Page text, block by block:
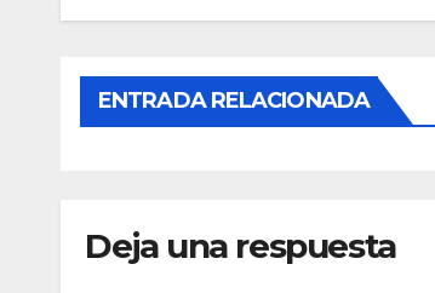
ENTRADA RELACIONADA
Deja una respuesta